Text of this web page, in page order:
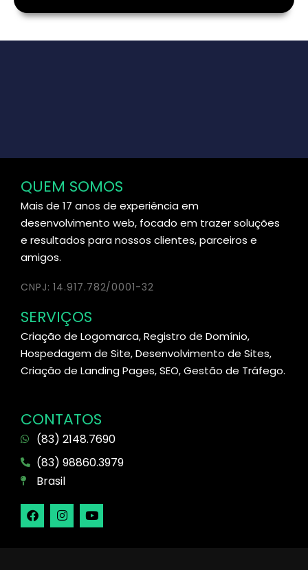
QUEM SOMOS
Mais de 17 anos de experiência em
desenvolvimento web, focado em trazer soluções
e resultados para nossos clientes, parceiros e
amigos.
CNPJ: 14.917.782/0001-32
SERVIÇOS
Criação de Logomarca, Registro de Domínio,
Hospedagem de Site, Desenvolvimento de Sites,
Criação de Landing Pages, SEO, Gestão de Tráfego.
CONTATOS
(83) 2148.7690
(83) 98860.3979
Brasil